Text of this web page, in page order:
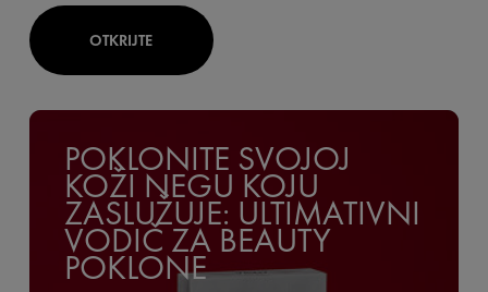
OTKRIJTE
POKLONITE SVOJOJ
KOŽI NEGU KOJU
ZASLUŽUJE: ULTIMATIVNI
VODIČ ZA BEAUTY
POKLONE